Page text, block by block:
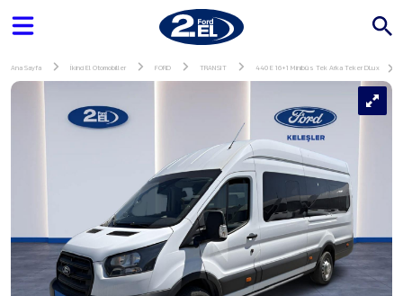
Ana Sayfa İkinci El Otomobiller FORD TRANSIT 440 E 16+1 Minibüs Tek Arka Teker DLux